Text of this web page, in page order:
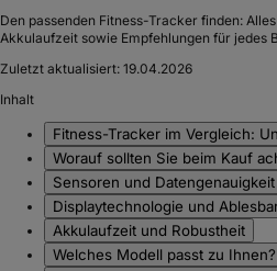
Den passenden Fitness-Tracker finden:
Akkulaufzeit sowie Empfehlungen für jedes
Zuletzt aktualisiert: 19.04.2026
Inhalt
Fitness-Tracker im Vergleich:
Worauf sollten Sie beim Kauf
Sensoren und Datengenauigkeit
Displaytechnologie und
Akkulaufzeit und Robustheit
Welches Modell passt zu Ihnen?